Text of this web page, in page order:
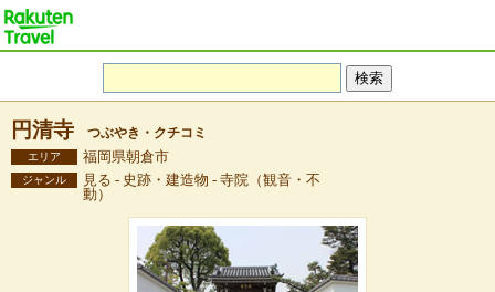
円清寺 つぶやき・クチコミ
エリア 福岡県朝倉市
ジャンル
見る - 史跡・建造物 - 寺院（観音・不
動）